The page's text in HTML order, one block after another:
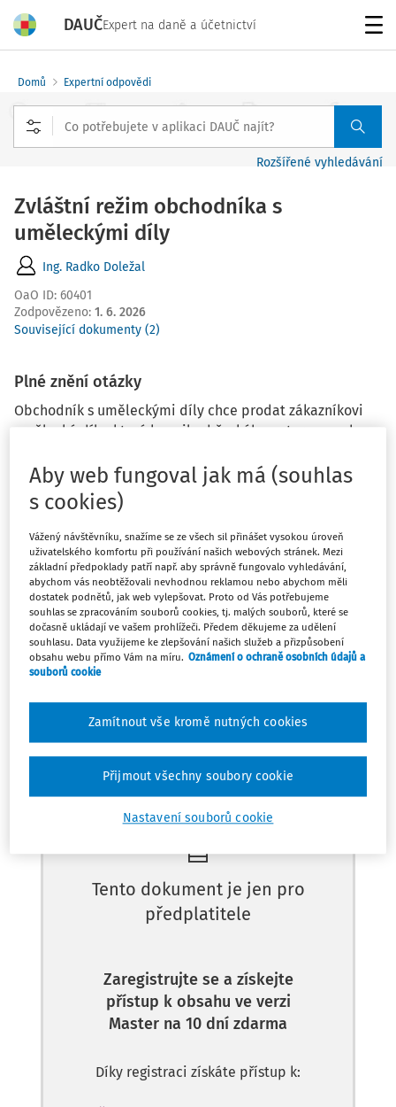
DAUČExpert na daně a účetnictví
Domů Expertní odpovědi
Rozšířené vyhledávání
Zvláštní režim obchodníka s
uměleckými díly
Ing. Radko Doležal
OaO ID: 60401
Zodpovězeno: 1. 6. 2026
Související dokumenty (2)
Plné znění otázky
Obchodník s uměleckými díly chce prodat zákazníkovi
umělecké dílo, které koupil od českého autora – osoby
zvláštním režimu (§ 90 ZDPH). Může využít ustanovení
uvedeného § 90 odst. 2 písm. b)? Umělecké dílo mu bylo
dodáno„osobou povinnou k dani, která může využívat
režim pro malé podniky a která jedná jako osoba, která
tento režim využívá, zahrnuje-li toto dodání dlouhodobý
hmotný majetek“? Nebo je potřeba jít na ustanovení
uvedené v § 90 odst. 5 písm. b) – uměleckého díla, které
mu dodal autor?
Odpověď
Máte předplatné? Přihlaste se
Tento dokument je jen pro
předplatitele
Zaregistrujte se a získejte
přístup k obsahu ve verzi
Master na 10 dní zdarma
Díky registraci získáte přístup k:
Aby web fungoval jak má (souhlas
s cookies)
Vážený návštěvníku, snažíme se ze všech sil přinášet vysokou úroveň
uživatelského komfortu při používání našich webových stránek. Mezi
základní předpoklady patří např. aby správně fungovalo vyhledávání,
abychom vás neobtěžovali nevhodnou reklamou nebo abychom měli
dostatek podnětů, jak web vylepšovat. Proto od Vás potřebujeme
souhlas se zpracováním souborů cookies, tj. malých souborů, které se
dočasně ukládají ve vašem prohlížeči. Předem děkujeme za udělení
souhlasu. Data využijeme ke zlepšování našich služeb a přizpůsobení
obsahu webu přímo Vám na míru. Oznámení o ochraně osobních údajů a
souborů cookie
Nastavení souborů cookie
Zamítnout vše kromě nutných cookies
Přijmout všechny soubory cookie